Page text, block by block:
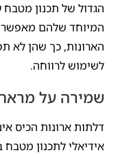
הגדול של תכנון מטבח
המיוחד שלהם מאפשר
הארונות, כך שהן לא
לשימוש לרווחה.
שמירה על מראה
דלתות ארונות הכיס
אידיאלי לתכנון מטבח